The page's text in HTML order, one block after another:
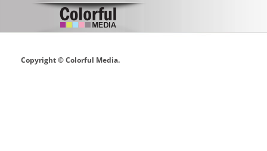
Copyright © Colorful Media.